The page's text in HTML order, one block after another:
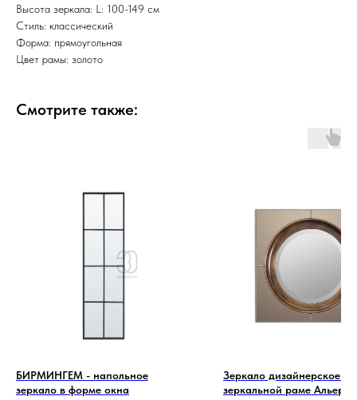
Высота зеркала: L: 100-149 см
Стиль: классический
Форма: прямоугольная
Цвет рамы: золото
Смотрите также:
БИРМИНГЕМ - напольное
зеркало в форме окна
Зеркало дизайнерское в
зеркальной раме Альери